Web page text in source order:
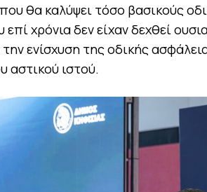
θα καλύψει τόσο βασικούς
επί χρόνια δεν είχαν δεχθεί
ενίσχυση της οδικής
αστικού ιστού.